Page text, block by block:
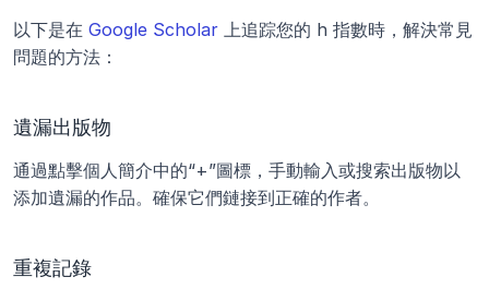
以下是在 Google Scholar 上追踪您的 h 指數時，解決常見
問題的方法：
遺漏出版物
通過點擊個人簡介中的“+”圖標，手動輸入或搜索出版物以
添加遺漏的作品。確保它們鏈接到正確的作者。
重複記錄